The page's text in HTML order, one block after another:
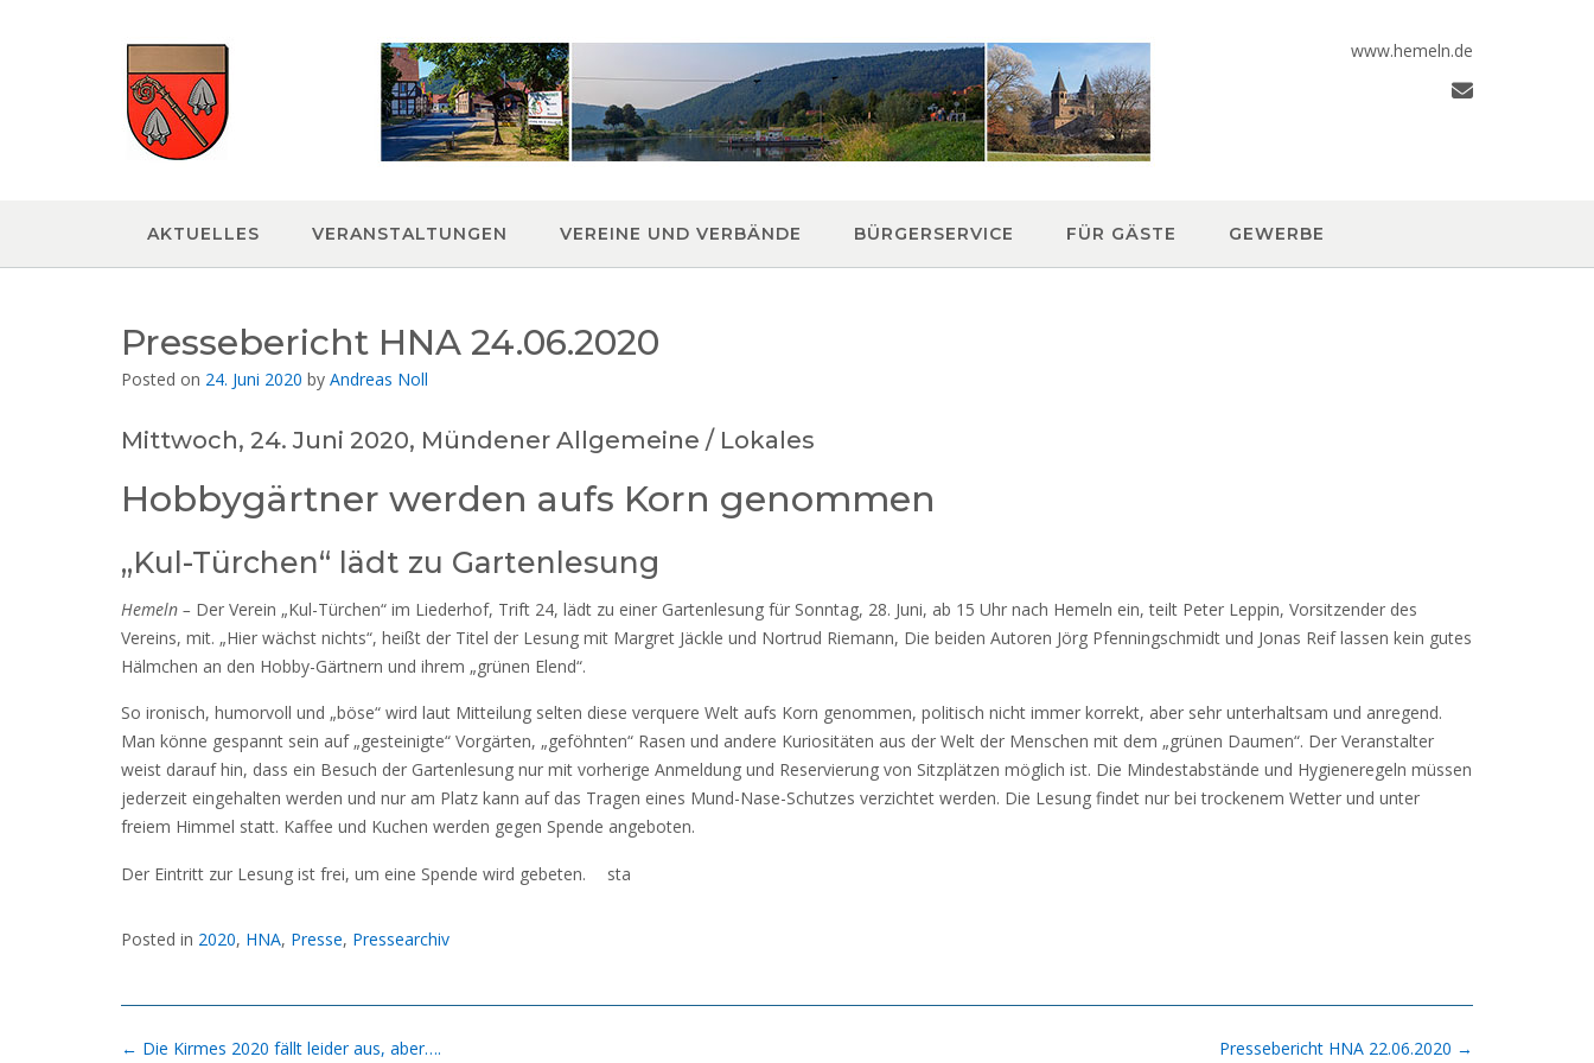
www.hemeln.de
AKTUELLES VERANSTALTUNGEN VEREINE UND VERBÄNDE BÜRGERSERVICE FÜR GÄSTE GEWERBE
Pressebericht HNA 24.06.2020
Posted on 24. Juni 2020 by Andreas Noll
Mittwoch, 24. Juni 2020, Mündener Allgemeine / Lokales
Hobbygärtner werden aufs Korn genommen
„Kul-Türchen“ lädt zu Gartenlesung
Hemeln – Der Verein „Kul-Türchen“ im Liederhof, Trift 24, lädt zu einer Gartenlesung für Sonntag, 28. Juni, ab 15 Uhr nach Hemeln ein, teilt Peter Leppin, Vorsitzender des
Vereins, mit. „Hier wächst nichts“, heißt der Titel der Lesung mit Margret Jäckle und Nortrud Riemann, Die beiden Autoren Jörg Pfenningschmidt und Jonas Reif lassen kein gutes
Hälmchen an den Hobby-Gärtnern und ihrem „grünen Elend“.
So ironisch, humorvoll und „böse“ wird laut Mitteilung selten diese verquere Welt aufs Korn genommen, politisch nicht immer korrekt, aber sehr unterhaltsam und anregend.
Man könne gespannt sein auf „gesteinigte“ Vorgärten, „geföhnten“ Rasen und andere Kuriositäten aus der Welt der Menschen mit dem „grünen Daumen“. Der Veranstalter
weist darauf hin, dass ein Besuch der Gartenlesung nur mit vorherige Anmeldung und Reservierung von Sitzplätzen möglich ist. Die Mindestabstände und Hygieneregeln müssen
jederzeit eingehalten werden und nur am Platz kann auf das Tragen eines Mund-Nase-Schutzes verzichtet werden. Die Lesung findet nur bei trockenem Wetter und unter
freiem Himmel statt. Kaffee und Kuchen werden gegen Spende angeboten.
Der Eintritt zur Lesung ist frei, um eine Spende wird gebeten. sta
Posted in 2020, HNA, Presse, Pressearchiv
Post
Pressebericht HNA 22.06.2020 →
← Die Kirmes 2020 fällt leider aus, aber….